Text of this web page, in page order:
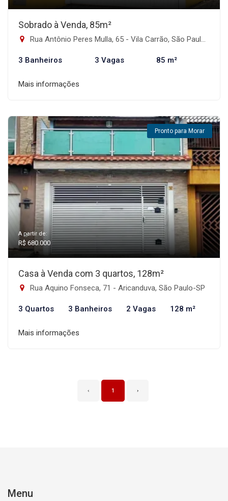
Sobrado à Venda, 85m²
Rua Antônio Peres Mulla, 65 - Vila Carrão, São Paulo-SP
3 Banheiros 3 Vagas 85 m²
Mais informações
Pronto para Morar
A partir de:
R$ 680.000
Casa à Venda com 3 quartos, 128m²
Rua Aquino Fonseca, 71 - Aricanduva, São Paulo-SP
3 Quartos 3 Banheiros 2 Vagas 128 m²
Mais informações
‹ 1 ›
Menu